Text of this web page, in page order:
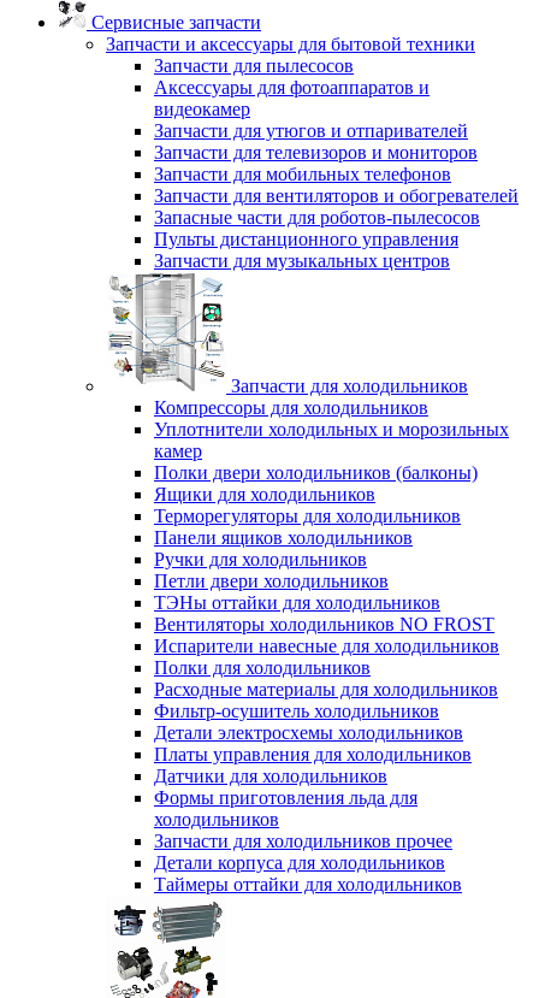
Сервисные запчасти
Запчасти и аксессуары для бытовой техники
Запчасти для пылесосов
Аксессуары для фотоаппаратов и
видеокамер
Запчасти для утюгов и отпаривателей
Запчасти для телевизоров и мониторов
Запчасти для мобильных телефонов
Запчасти для вентиляторов и обогревателей
Запасные части для роботов-пылесосов
Пульты дистанционного управления
Запчасти для музыкальных центров
Запчасти для холодильников
Компрессоры для холодильников
Уплотнители холодильных и морозильных
камер
Полки двери холодильников (балконы)
Ящики для холодильников
Терморегуляторы для холодильников
Панели ящиков холодильников
Ручки для холодильников
Петли двери холодильников
ТЭНы оттайки для холодильников
Вентиляторы холодильников NO FROST
Испарители навесные для холодильников
Полки для холодильников
Расходные материалы для холодильников
Фильтр-осушитель холодильников
Детали электросхемы холодильников
Платы управления для холодильников
Датчики для холодильников
Формы приготовления льда для
холодильников
Запчасти для холодильников прочее
Детали корпуса для холодильников
Таймеры оттайки для холодильников